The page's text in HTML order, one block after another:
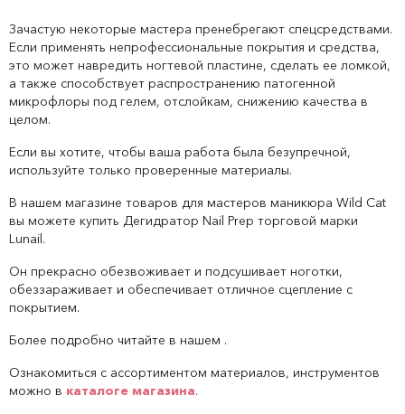
Зачастую некоторые мастера пренебрегают спецсредствами.
Если применять непрофессиональные покрытия и средства,
это может навредить ногтевой пластине, сделать ее ломкой,
а также способствует распространению патогенной
микрофлоры под гелем, отслойкам, снижению качества в
целом.
Если вы хотите, чтобы ваша работа была безупречной,
используйте только проверенные материалы.
В нашем магазине товаров для мастеров маникюра Wild Cat
вы можете купить Дегидратор Nail Prep торговой марки
Lunail.
Он прекрасно обезвоживает и подсушивает ноготки,
обеззараживает и обеспечивает отличное сцепление с
покрытием.
Более подробно читайте в нашем .
Ознакомиться с ассортиментом материалов, инструментов
можно в каталоге магазина.